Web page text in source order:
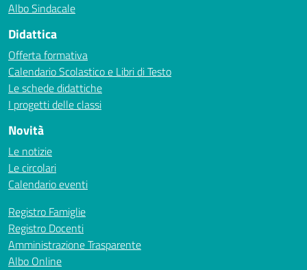
Albo Sindacale
Didattica
Offerta formativa
Calendario Scolastico e Libri di Testo
Le schede didattiche
I progetti delle classi
Novità
Le notizie
Le circolari
Calendario eventi
Registro Famiglie
Registro Docenti
Amministrazione Trasparente
Albo Online